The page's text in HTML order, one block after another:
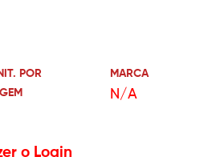
POR
MARCA
N/A
o Login